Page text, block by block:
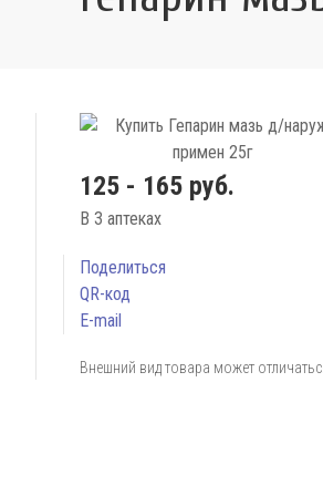
125 - 165 руб.
В 3 аптеках
Поделиться
QR-код
E-mail
Внешний вид товара может